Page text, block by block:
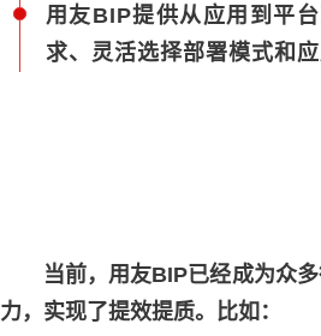
用友BIP提供从应用到平
求、灵活选择部署模式和应
当前，用友BIP已经成为众多
力，实现了提效提质。比如：